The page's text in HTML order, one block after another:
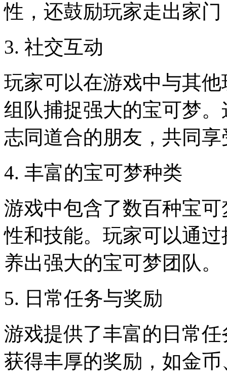
性，还鼓励玩家走出家
3. 社交互动
玩家可以在游戏中与其
组队捕捉强大的宝可梦
志同道合的朋友，共同
4. 丰富的宝可梦种类
游戏中包含了数百种宝
性和技能。玩家可以通
养出强大的宝可梦团队。
5. 日常任务与奖励
游戏提供了丰富的日常
获得丰厚的奖励，如金